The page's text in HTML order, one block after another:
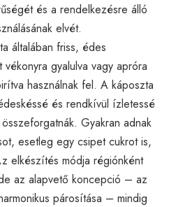
és a rendelkezésre álló
elvét.
általában friss, édes
gyalulva vagy apróra
használnak fel. A káposzta
és rendkívül ízletessé
Gyakran adnak
esetleg egy csipet cukrot is,
elkészítés módja régiónként
az alapvető koncepció – az
párosítása – mindig